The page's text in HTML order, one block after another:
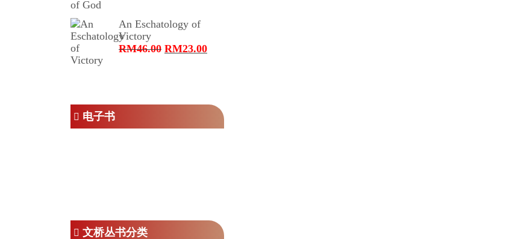
为：
RM250.00。
An Eschatology of
Victory
RM46.00 原
RM23.00当
RM23.00。
电子书
文桥丛书分类